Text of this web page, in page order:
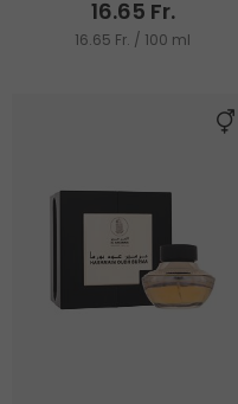
16.65 Fr.
16.65 Fr. / 100 ml